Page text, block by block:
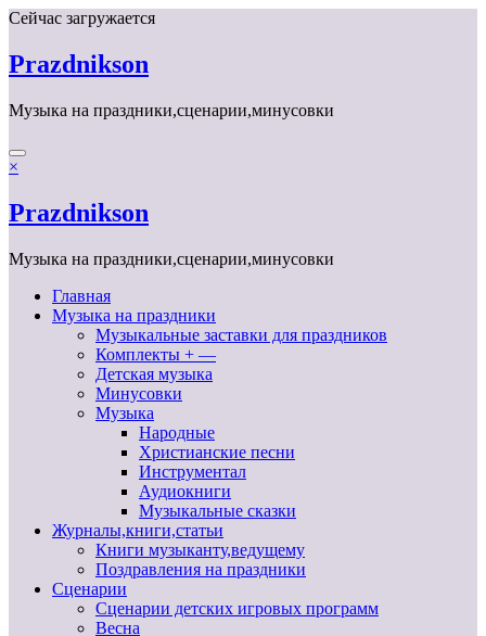
Перейти
содержимому
Сейчас загружается
Prazdnikson
Музыка на праздники,сценарии,минусовки
×
Prazdnikson
Музыка на праздники,сценарии,минусовки
Главная
Музыка на праздники
Музыкальные заставки для праздников
Комплекты + —
Детская музыка
Минусовки
Музыка
Народные
Христианские песни
Инструментал
Аудиокниги
Музыкальные сказки
Журналы,книги,статьи
Книги музыканту,ведущему
Поздравления на праздники
Сценарии
Сценарии детских игровых программ
Весна